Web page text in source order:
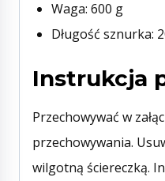
Waga: 600 g
Długość sznurka:
Instrukcja
Przechowywać w
przechowywania.
wilgotną ściereczką.